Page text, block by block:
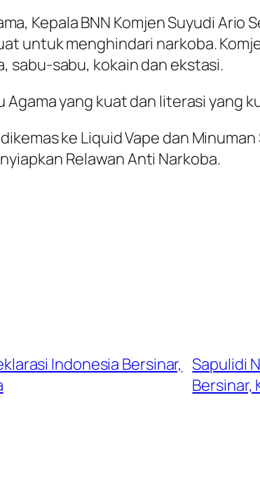
Kepala BNN Komjen Suyudi
untuk menghindari narkoba.
sabu-sabu, kokain dan ekstasi.
Agama yang kuat dan literasi yang
ke Liquid Vape dan
Relawan Anti Narkoba.
Indonesia Bersinar, Sapulidi
Bersinar,